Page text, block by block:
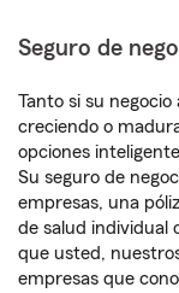
Seguro de
Tanto si su
creciendo o
opciones
Su seguro de
empresas, una
de salud individual
que usted,
empresas que